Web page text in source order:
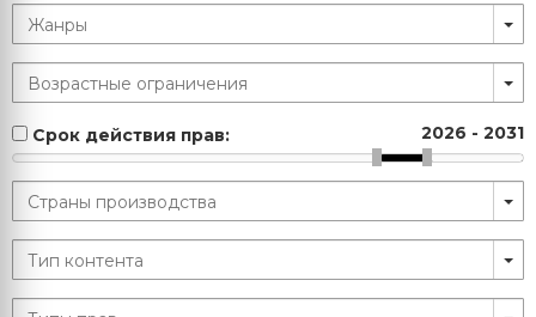
Срок действия прав: 2026 - 2031